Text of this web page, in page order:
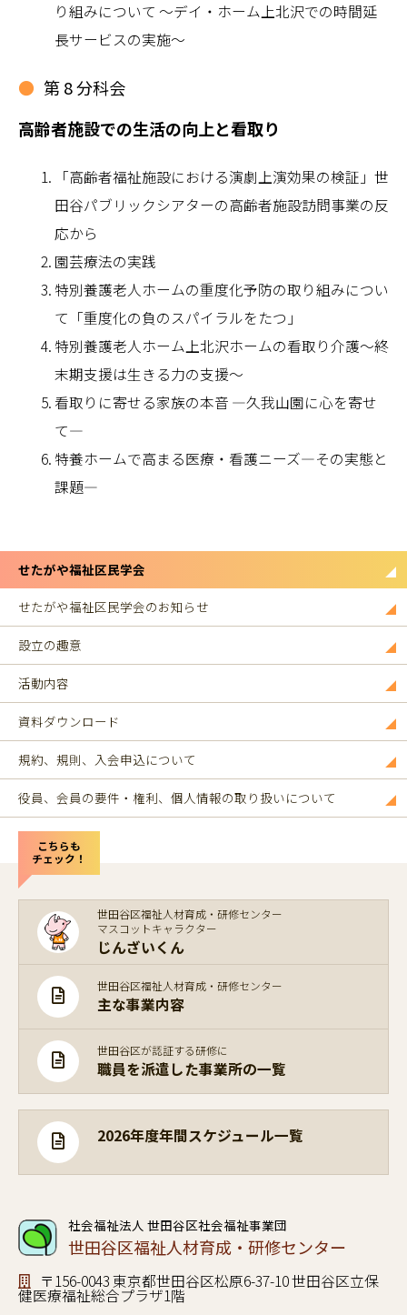
り組みについて ～デイ・ホーム上北沢での時間延
長サービスの実施～
第 8 分科会
高齢者施設での生活の向上と看取り
「高齢者福祉施設における演劇上演効果の検証」世
田谷パブリックシアターの高齢者施設訪問事業の反
応から
園芸療法の実践
特別養護老人ホームの重度化予防の取り組みについ
て「重度化の負のスパイラルをたつ」
特別養護老人ホーム上北沢ホームの看取り介護～終
末期支援は生きる力の支援～
看取りに寄せる家族の本音 ―久我山園に心を寄せ
て―
特養ホームで高まる医療・看護ニーズ―その実態と
課題―
せたがや福祉区民学会
せたがや福祉区民学会のお知らせ
設立の趣意
活動内容
資料ダウンロード
規約、規則、入会申込について
役員、会員の要件・権利、個人情報の取り扱いについて
こちらも
チェック！
世田谷区福祉人材育成・研修センター
マスコットキャラクター
じんざいくん
世田谷区福祉人材育成・研修センター
主な事業内容
世田谷区が認証する研修に
職員を派遣した事業所の一覧
2026年度年間スケジュール一覧
社会福祉法人 世田谷区社会福祉事業団
世田谷区福祉人材育成・研修センター
〒156-0043 東京都世田谷区松原6-37-10 世田谷区立保
健医療福祉総合プラザ1階